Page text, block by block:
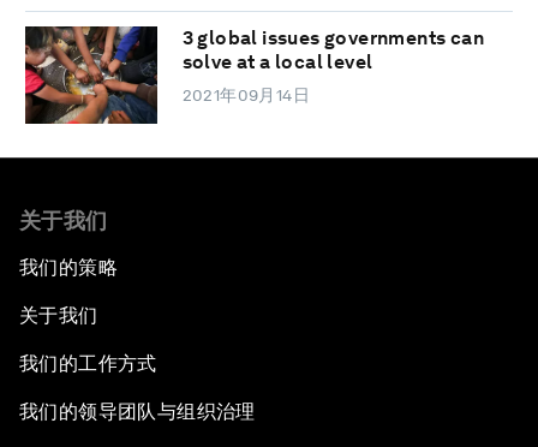
3 global issues governments can
solve at a local level
2021年09月14日
关于我们
我们的策略
关于我们
我们的工作方式
我们的领导团队与组织治理